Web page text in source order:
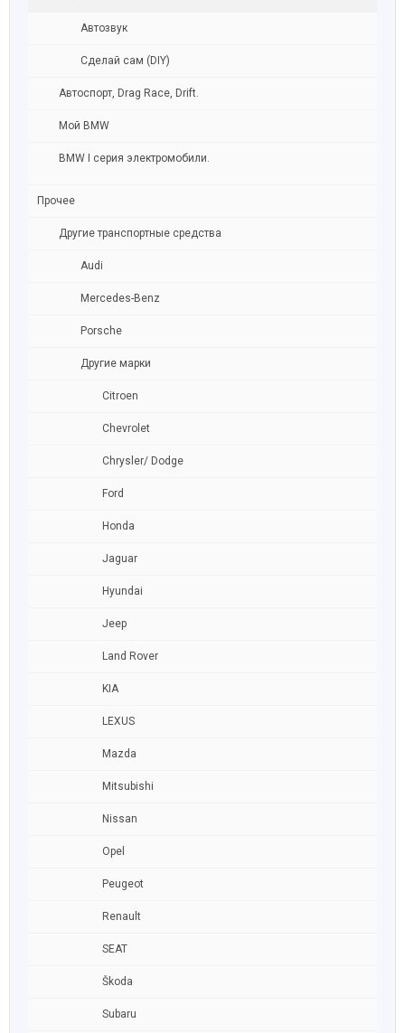
Автозвук
Сделай сам (DIY)
Автоспорт, Drag Race, Drift.
Мой BMW
BMW I серия электромобили.
Прочее
Другие транспортные средства
Audi
Mercedes-Benz
Porsche
Другие марки
Citroen
Chevrolet
Chrysler/ Dodge
Ford
Honda
Jaguar
Hyundai
Jeep
Land Rover
KIA
LEXUS
Mazda
Mitsubishi
Nissan
Opel
Peugeot
Renault
SEAT
Škoda
Subaru